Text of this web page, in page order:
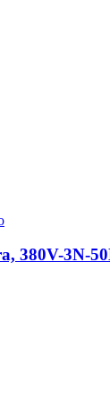
380V-3N-